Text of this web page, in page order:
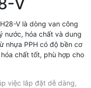
V là dòng van công
nước, hóa chất và dung
nhựa PPH có độ bền cơ
chất tốt, phù hợp cho
việc lắp đặt dễ dàng,